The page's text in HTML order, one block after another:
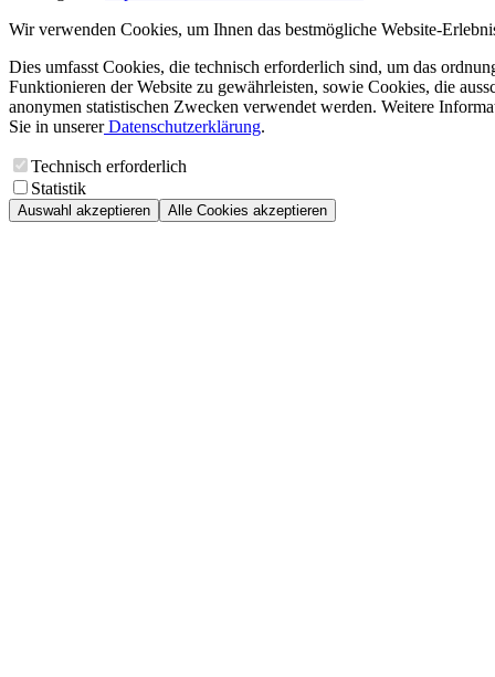
Wir verwenden Cookies, um Ihnen das bestmögliche Website-
Dies umfasst Cookies, die technisch erforderlich sind, um das
Funktionieren der Website zu gewährleisten, sowie Cookies, die
anonymen statistischen Zwecken verwendet werden. Weitere
Sie in unsererDatenschutzerklärung.
Technisch erforderlich
Statistik
Auswahl akzeptieren Alle Cookies akzeptieren